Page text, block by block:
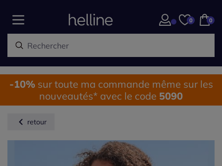
0 0
-10%sur toute ma commande même sur les
nouveautés* avec le code 5090
retour